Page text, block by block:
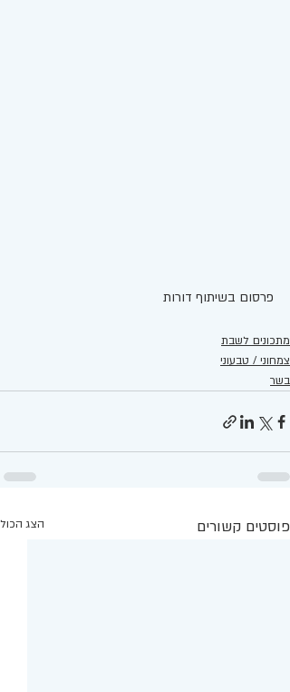
פרסום בשיתוף דורות
מתכונים לשבת
צמחוני / טבעוני
בשר
פוסטים קשורים הצג הכול